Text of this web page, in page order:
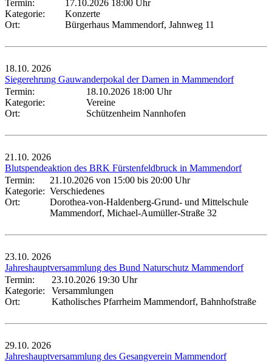
Termin:
17.10.2026 18:00 Uhr
Kategorie:
Konzerte
Ort:
Bürgerhaus Mammendorf, Jahnweg 11
18.10. 2026
Siegerehrung Gauwanderpokal der Damen in Mammendorf
Termin:
18.10.2026 18:00 Uhr
Kategorie:
Vereine
Ort:
Schützenheim Nannhofen
21.10. 2026
Blutspendeaktion des BRK Fürstenfeldbruck in Mammendorf
Termin:
21.10.2026 von 15:00 bis 20:00 Uhr
Kategorie: Verschiedenes
Ort:
Dorothea-von-Haldenberg-Grund- und Mittelschule
Mammendorf, Michael-Aumüller-Straße 32
23.10. 2026
Jahreshauptversammlung des Bund Naturschutz Mammendorf
Termin:
23.10.2026 19:30 Uhr
Kategorie:
Versammlungen
Ort:
Katholisches Pfarrheim Mammendorf, Bahnhofstraße
29.10. 2026
Jahreshauptversammlung des Gesangverein Mammendorf